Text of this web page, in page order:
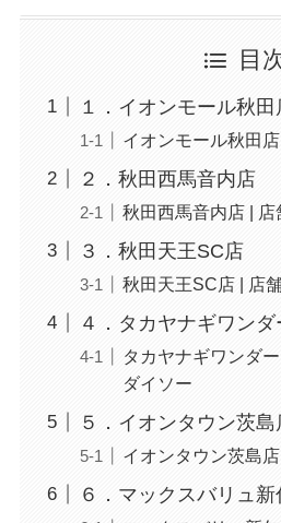
目
１．イオンモール秋田
イオンモール秋田
２．秋田西馬音内店
秋田西馬音内店 |
３．秋田天王SC店
秋田天王SC店 | 店
４．タカヤナギワン
タカヤナギワンダ
ダイソー
５．イオンタウン茨島
イオンタウン茨島
６．マックスバリュ